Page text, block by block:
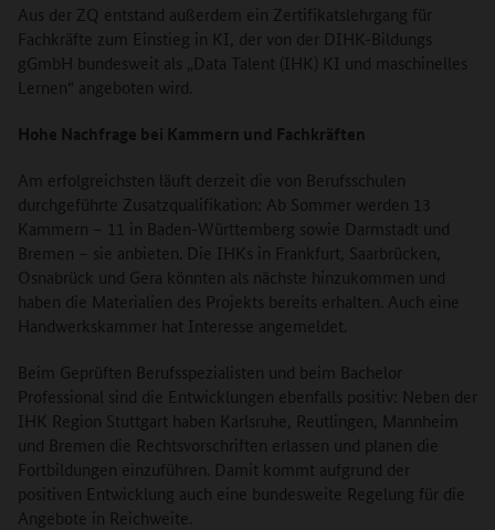
Aus der ZQ entstand außerdem ein Zertifikatslehrgang für
Fachkräfte zum Einstieg in KI, der von der DIHK-Bildungs
gGmbH bundesweit als „Data Talent (IHK) KI und maschinelles
Lernen“ angeboten wird.
Hohe Nachfrage bei Kammern und Fachkräften
Am erfolgreichsten läuft derzeit die von Berufsschulen
durchgeführte Zusatzqualifikation: Ab Sommer werden 13
Kammern – 11 in Baden-Württemberg sowie Darmstadt und
Bremen – sie anbieten. Die IHKs in Frankfurt, Saarbrücken,
Osnabrück und Gera könnten als nächste hinzukommen und
haben die Materialien des Projekts bereits erhalten. Auch eine
Handwerkskammer hat Interesse angemeldet.
Beim Geprüften Berufsspezialisten und beim Bachelor
Professional sind die Entwicklungen ebenfalls positiv: Neben der
IHK Region Stuttgart haben Karlsruhe, Reutlingen, Mannheim
und Bremen die Rechtsvorschriften erlassen und planen die
Fortbildungen einzuführen. Damit kommt aufgrund der
positiven Entwicklung auch eine bundesweite Regelung für die
Angebote in Reichweite.